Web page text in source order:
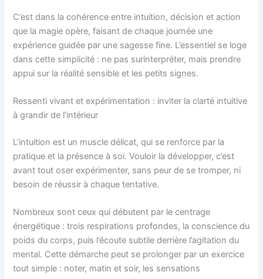
C’est dans la cohérence entre intuition, décision et action
que la magie opère, faisant de chaque journée une
expérience guidée par une sagesse fine. L’essentiel se loge
dans cette simplicité : ne pas surinterpréter, mais prendre
appui sur la réalité sensible et les petits signes.
Ressenti vivant et expérimentation : inviter la clarté intuitive
à grandir de l’intérieur
L’intuition est un muscle délicat, qui se renforce par la
pratique et la présence à soi. Vouloir la développer, c’est
avant tout oser expérimenter, sans peur de se tromper, ni
besoin de réussir à chaque tentative.
Nombreux sont ceux qui débutent par le centrage
énergétique : trois respirations profondes, la conscience du
poids du corps, puis l’écoute subtile derrière l’agitation du
mental. Cette démarche peut se prolonger par un exercice
tout simple : noter, matin et soir, les sensations